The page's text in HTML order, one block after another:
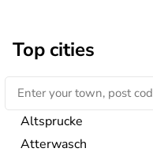
Top cities
Altsprucke
Atterwasch